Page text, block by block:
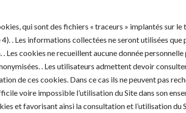
qui sont des fichiers « traceurs » implantés sur
. Les informations collectées ne seront utilisées
Les cookies ne recueillent aucune donnée
. Les utilisateurs admettent devoir
de ces cookies. Dans ce cas ils ne peuvent pas
voire impossible l’utilisation du Site dans son
et favorisant ainsi la consultation et l’utilisation du